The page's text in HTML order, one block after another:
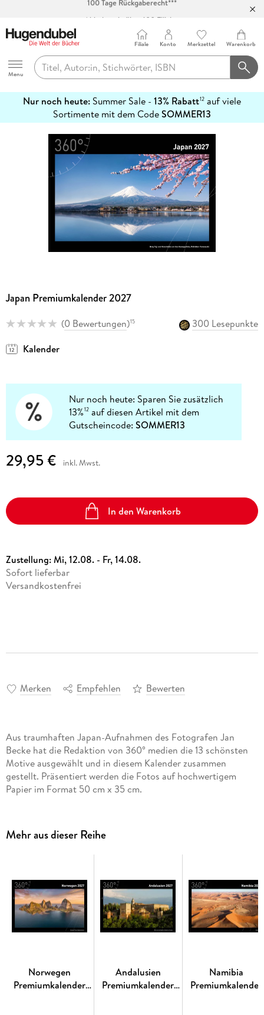
Abholung in über 100 Filialen
Hugendubel
Menu
Filiale Konto Merkzettel Warenkorb
Nur noch heute: Summer Sale - 13% Rabatt12 auf viele
Sortimente mit dem CodeSOMMER13
erfahren
Japan Premiumkalender 2027
(0 Bewertungen)15
300 Lesepunkte
Kalender
Nur noch heute: Sparen Sie zusätzlich
13%12 auf diesen Artikel mit dem
Gutscheincode:SOMMER13
29,95 € inkl. Mwst.
In den Warenkorb
Zustellung:Mi, 12.08. - Fr, 14.08.
Sofort lieferbar
Versandkostenfrei
Merken Empfehlen Bewerten
Aus traumhaften Japan-Aufnahmen des Fotografen Jan
Becke hat die Redaktion von 360° medien die 13 schönsten
Motive ausgewählt und in diesem Kalender zusammen
gestellt. Präsentiert werden die Fotos auf hochwertigem
Papier im Format 50 cm x 35 cm.
Mehr aus dieser Reihe
Norwegen
Premiumkalender
Andalusien
Premiumkalender
Namibia
Premiumkalender